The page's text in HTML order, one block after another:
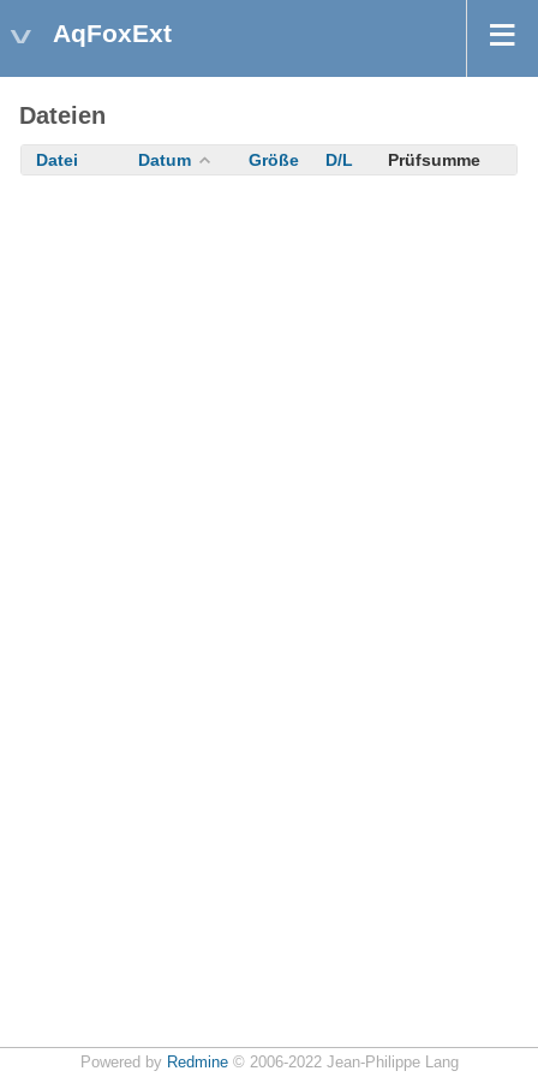
AqFoxExt
Dateien
Datei Datum Größe D/L Prüfsumme
Powered by Redmine© 2006-2022 Jean-Philippe Lang